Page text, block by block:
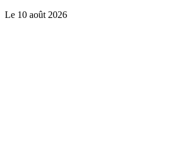
Le 10 août 2026